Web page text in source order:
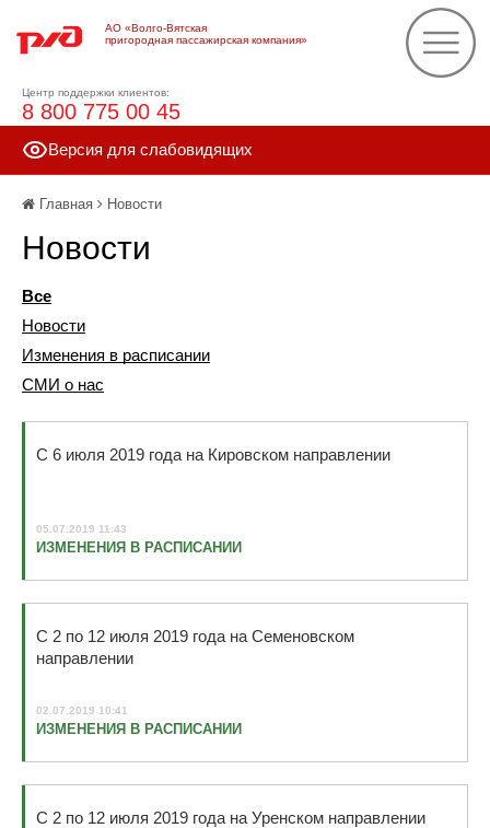
АО «Волго-Вятская
пригородная пассажирская компания»
Центр поддержки клиентов:
8 800 775 00 45
Версия для слабовидящих
Главная Новости
Новости
Все
Новости
Изменения в расписании
СМИ о нас
С 6 июля 2019 года на Кировском направлении
05.07.2019 11:43
ИЗМЕНЕНИЯ В РАСПИСАНИИ
С 2 по 12 июля 2019 года на Семеновском
направлении
02.07.2019 10:41
ИЗМЕНЕНИЯ В РАСПИСАНИИ
С 2 по 12 июля 2019 года на Уренском направлении